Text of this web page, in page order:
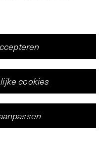
cookies
– 15:00